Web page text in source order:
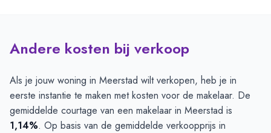
Andere kosten bij verkoop
Als je jouw woning in Meerstad wilt verkopen, heb je in
eerste instantie te maken met kosten voor de makelaar. De
gemiddelde courtage van een makelaar in Meerstad is
1,14%. Op basis van de gemiddelde verkoopprijs in